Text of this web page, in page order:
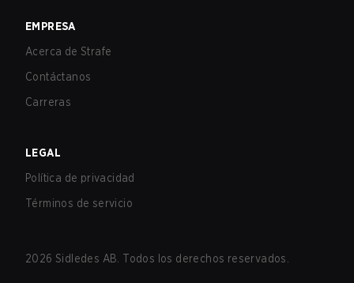
EMPRESA
Acerca de Strafe
Contáctanos
Carreras
LEGAL
Política de privacidad
Términos de servicio
2026 Sidledes AB. Todos los derechos reservados.